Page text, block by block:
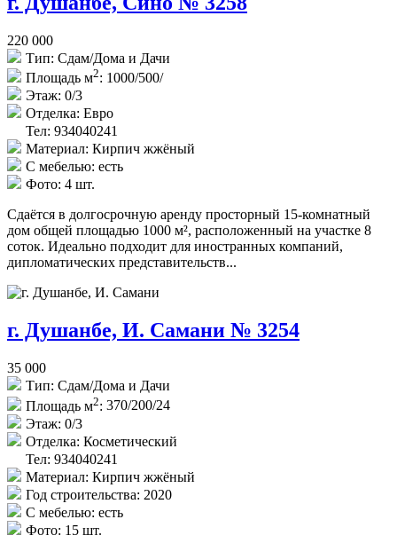
220 000
Тип: Сдам/Дома и Дачи
Площадь м2: 1000/500/
Этаж: 0/3
Отделка: Евро
Тел: 934040241
Материал: Кирпич жжёный
С мебелью: есть
Фото: 4 шт.
Сдаётся в долгосрочную аренду просторный 15-комнатный
дом общей площадью 1000 м², расположенный на участке 8
соток. Идеально подходит для иностранных компаний,
дипломатических представительств...
г. Душанбе, И. Самани № 3254
35 000
Тип: Сдам/Дома и Дачи
Площадь м2: 370/200/24
Этаж: 0/3
Отделка: Косметический
Тел: 934040241
Материал: Кирпич жжёный
Год строительства: 2020
С мебелью: есть
Фото: 15 шт.